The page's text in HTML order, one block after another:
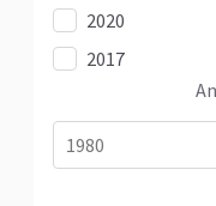
2020
2017